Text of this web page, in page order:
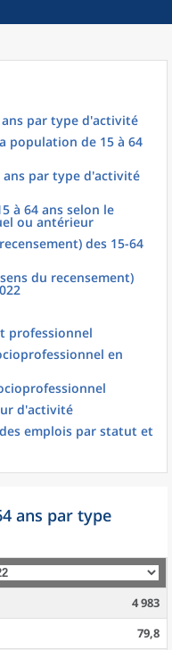
ans par type d'activité
population de 15 à 64
ans par type d'activité
à 64 ans selon le
ou antérieur
des 15-64
du recensement)
professionnel
en
d'activité
emplois par statut et
ans par type
4 983
79,8